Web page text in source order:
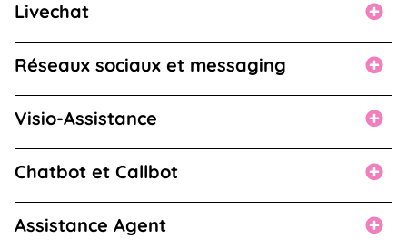
Livechat
Réseaux sociaux et messaging
Visio-Assistance
Chatbot et Callbot
Assistance Agent